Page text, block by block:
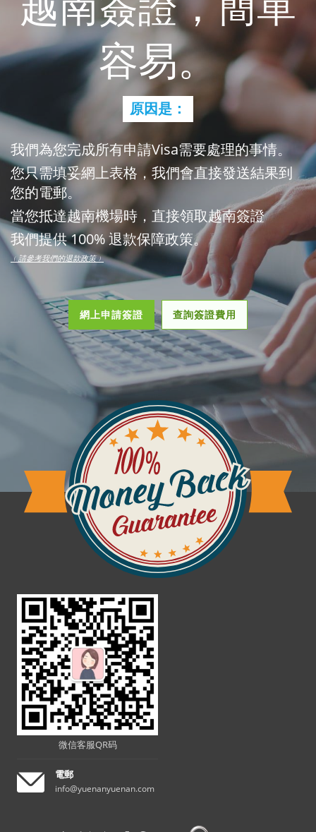
容易。
原因是：
我們為您完成所有申請Visa需要處理的事情。
您只需填妥網上表格，我們會直接發送結果到
您的電郵。
當您抵達越南機場時，直接領取越南簽證
我們提供 100% 退款保障政策。
﹙請參考我們的退款政策﹚
網上申請簽證 查詢簽證費用
微信客服QR码
電郵
info@yuenanyuenan.com